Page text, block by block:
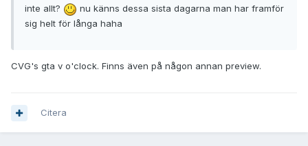
inte allt?
nu känns dessa sista dagarna man har framför
sig helt för långa haha
CVG's gta v o'clock. Finns även på någon annan preview.
Citera